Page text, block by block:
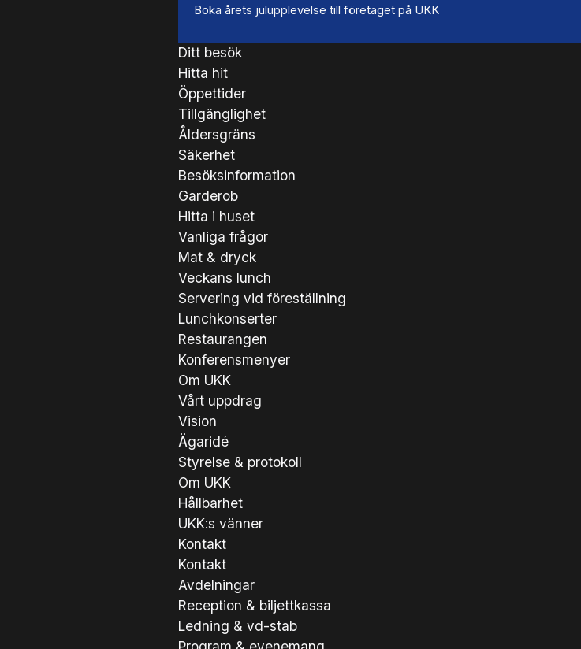
Boka årets julupplevelse till företaget på UKK
Ditt besök
Hitta hit
Öppettider
Tillgänglighet
Åldersgräns
Säkerhet
Besöksinformation
Garderob
Hitta i huset
Vanliga frågor
Mat & dryck
Veckans lunch
Servering vid föreställning
Lunchkonserter
Restaurangen
Konferensmenyer
Om UKK
Vårt uppdrag
Vision
Ägaridé
Styrelse & protokoll
Om UKK
Hållbarhet
UKK:s vänner
Kontakt
Kontakt
Avdelningar
Reception & biljettkassa
Ledning & vd-stab